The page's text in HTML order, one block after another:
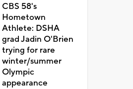
CBS 58's
Hometown
Athlete: DSHA
grad Jadin O'Brien
trying for rare
winter/summer
Olympic
appearance